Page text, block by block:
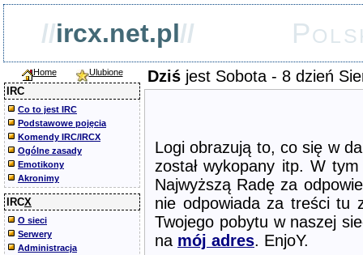
//ircx.net.pl//
Home Ulubione
IRC
Co to jest IRC
Podstawowe pojęcia
Komendy IRC/IRCX
Ogólne zasady
Emotikony
Akronimy
IRCX
O sieci
Serwery
Administracja
Dziś jest Sobota - 8 dzień
Logi obrazują to, co się w
został wykopany itp. W
Najwyższą Radę za
nie odpowiada za treści tu
Twojego pobytu w naszej
na mój adres. EnjoY.